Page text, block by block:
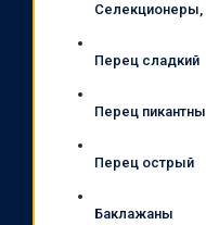
Селекционеры,
Перец сладкий
Перец
Перец острый
Баклажаны